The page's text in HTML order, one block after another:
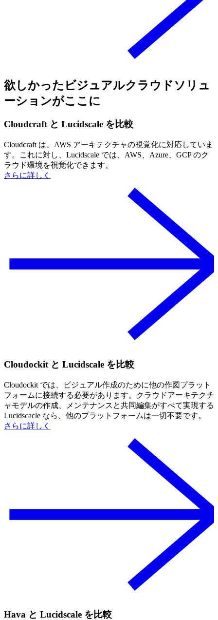
欲しかったビジュアルクラウドソリュ
ーションがここに
Cloudcraft と Lucidscale を比較
Cloudcraft は、AWS アーキテクチャの視覚化に対応していま
す。これに対し、Lucidscale では、AWS、Azure、GCP のク
ラウド環境を視覚化できます。
さらに詳しく
Cloudockit と Lucidscale を比較
Cloudockit では、ビジュアル作成のために他の作図プラット
フォームに接続する必要があります。クラウドアーキテクチ
ャモデルの作成、メンテナンスと共同編集がすべて実現する
Lucidscacle なら、他のプラットフォームは一切不要です。
さらに詳しく
Hava と Lucidscale を比較